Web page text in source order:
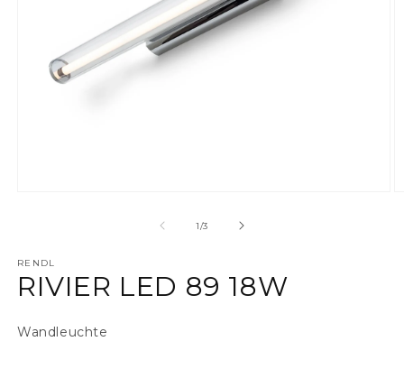
1/von
3
RENDL
RIVIER LED 89 18W
Wandleuchte